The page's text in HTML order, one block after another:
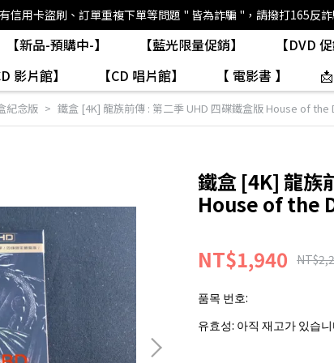
用卡盜刷、訂單重複下單等問題 " 皆為詐騙 "，請撥打165
【新品-預購中-】 【藍光限量促銷】 【DVD 促
影片館】
【CD 唱片館】 【 電影書 】
紀念版 鐵盒 [4K] 龍族前傳 : 第二季 UHD 四碟鐵盒版 House of the
鐵盒 [4K] 龍族
House of the
NT$1,940
품목 번호:
유효성: 아직 재고가 있습